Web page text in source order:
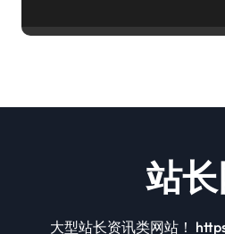
站
大型站长资讯类网站！